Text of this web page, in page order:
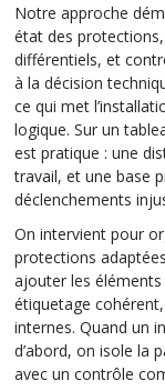
Notre approche
état des
différentiels, et
à la décision
ce qui met
logique. Sur un
est pratique : une
travail, et une base
déclenchements
On intervient pour
protections
ajouter les
étiquetage
internes. Quand un
d’abord, on isole la
avec un contrôle